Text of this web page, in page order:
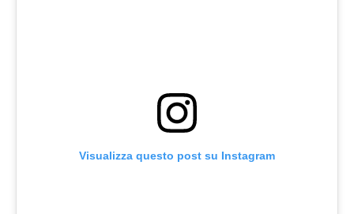
Visualizza questo post su Instagram